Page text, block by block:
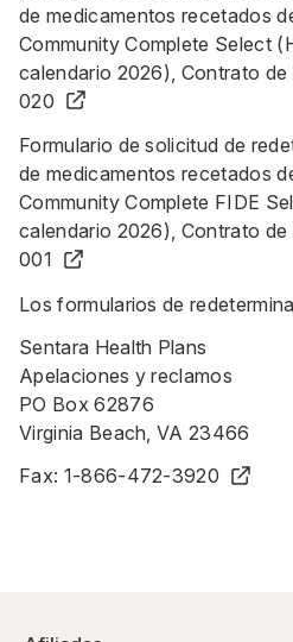
de medicamentos recetados
Community Complete Select
calendario 2026), Contrato
020
Formulario de solicitud de
de medicamentos recetados
Community Complete FIDE
calendario 2026), Contrato
001
Los formularios de
Sentara Health Plans
Apelaciones y reclamos
PO Box 62876
Virginia Beach, VA 23466
Fax: 1-866-472-3920